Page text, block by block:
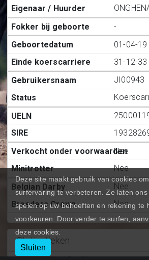
-
01-04-19
31-12-33
JI00943
Nee
Nee
Nee
Nee
Statiestieken
Deze site maakt gebruik van cookies
surfervaring te verbeteren. Ze laten
spelen op uw behoeften en rekening te
voorkeuren. Door verder te surfen,
deze cookies.
Sluiten